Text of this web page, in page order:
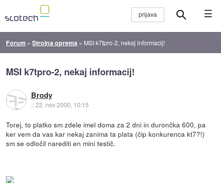
☰
Forum »Strojna oprema » MSI k7tpro-2, nekaj informacij!
MSI k7tpro-2, nekaj informacij!
Brody
::22. nov 2000, 10:15
Torej, to platko sm zdele imel doma za 2 dni in durončka 600, pa
ker vem da vas kar nekaj zanima ta plata (čip konkurenca kt7?!)
sm se odločil narediti en mini testič.